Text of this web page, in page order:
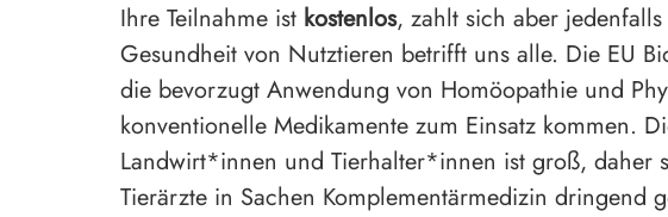
Ihre Teilnahme ist kostenlos, zahlt sich aber
Gesundheit von Nutztieren betrifft uns alle. Die EU
die bevorzugt Anwendung von Homöopathie und
konventionelle Medikamente zum Einsatz kommen.
Landwirt*innen und Tierhalter*innen ist groß, daher
Tierärzte in Sachen Komplementärmedizin dringend